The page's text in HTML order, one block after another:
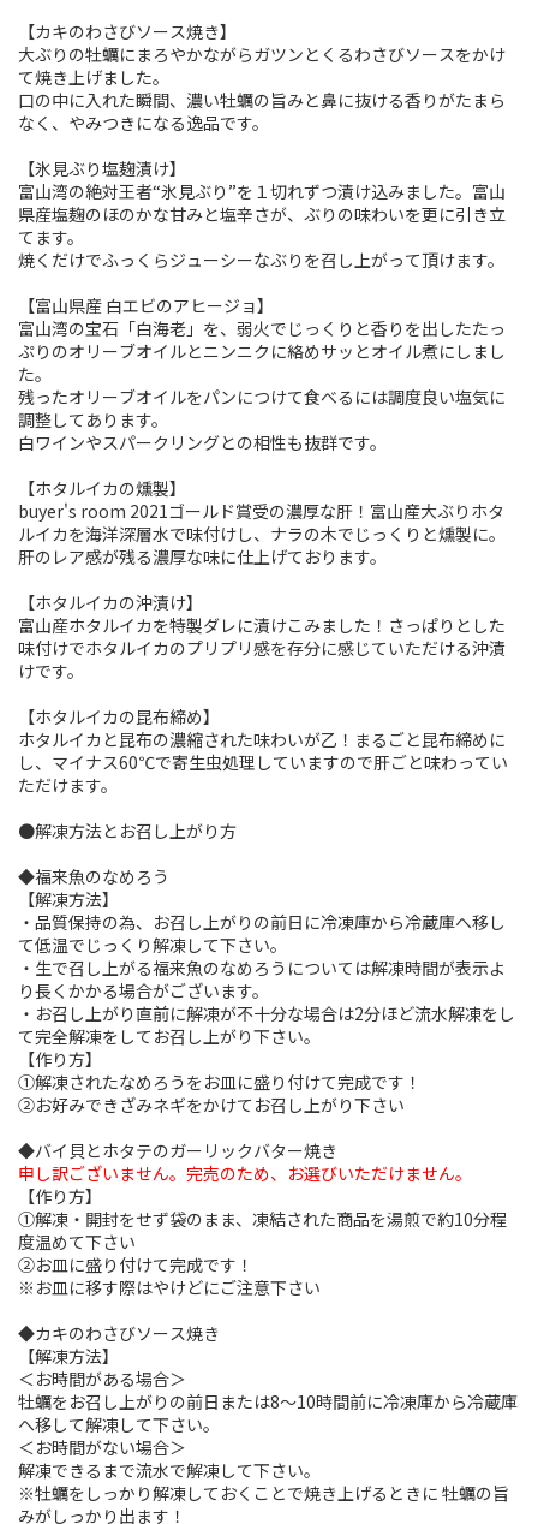
【カキのわさびソース焼き】
大ぶりの牡蠣にまろやかながらガツンとくるわさびソースをかけ
て焼き上げました。
口の中に入れた瞬間、濃い牡蠣の旨みと鼻に抜ける香りがたまら
なく、やみつきになる逸品です。
【氷見ぶり塩麹漬け】
富山湾の絶対王者“氷見ぶり”を１切れずつ漬け込みました。富山
県産塩麹のほのかな甘みと塩辛さが、ぶりの味わいを更に引き立
てます。
焼くだけでふっくらジューシーなぶりを召し上がって頂けます。
【富山県産 白エビのアヒージョ】
富山湾の宝石「白海老」を、弱火でじっくりと香りを出したたっ
ぷりのオリーブオイルとニンニクに絡めサッとオイル煮にしまし
た。
残ったオリーブオイルをパンにつけて食べるには調度良い塩気に
調整してあります。
白ワインやスパークリングとの相性も抜群です。
【ホタルイカの燻製】
buyer's room 2021ゴールド賞受の濃厚な肝！富山産大ぶりホタ
ルイカを海洋深層水で味付けし、ナラの木でじっくりと燻製に。
肝のレア感が残る濃厚な味に仕上げております。
【ホタルイカの沖漬け】
富山産ホタルイカを特製ダレに漬けこみました！さっぱりとした
味付けでホタルイカのプリプリ感を存分に感じていただける沖漬
けです。
【ホタルイカの昆布締め】
ホタルイカと昆布の濃縮された味わいが乙！まるごと昆布締めに
し、マイナス60℃で寄生虫処理していますので肝ごと味わってい
ただけます。
●解凍方法とお召し上がり方
◆福来魚のなめろう
【解凍方法】
・品質保持の為、お召し上がりの前日に冷凍庫から冷蔵庫へ移し
て低温でじっくり解凍して下さい。
・生で召し上がる福来魚のなめろうについては解凍時間が表示よ
り長くかかる場合がございます。
・お召し上がり直前に解凍が不十分な場合は2分ほど流水解凍をし
て完全解凍をしてお召し上がり下さい。
【作り方】
①解凍されたなめろうをお皿に盛り付けて完成です！
②お好みできざみネギをかけてお召し上がり下さい
◆バイ貝とホタテのガーリックバター焼き
申し訳ございません。完売のため、お選びいただけません。
【作り方】
①解凍・開封をせず袋のまま、凍結された商品を湯煎で約10分程
度温めて下さい
②お皿に盛り付けて完成です！
※お皿に移す際はやけどにご注意下さい
◆カキのわさびソース焼き
【解凍方法】
＜お時間がある場合＞
牡蠣をお召し上がりの前日または8～10時間前に冷凍庫から冷蔵庫
へ移して解凍して下さい。
＜お時間がない場合＞
解凍できるまで流水で解凍して下さい。
※牡蠣をしっかり解凍しておくことで焼き上げるときに 牡蠣の旨
みがしっかり出ます！